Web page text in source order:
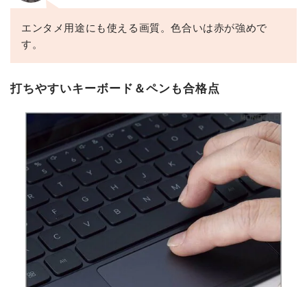
エンタメ用途にも使える画質。色合いは赤が強めで
す。
打ちやすいキーボード＆ペンも合格点